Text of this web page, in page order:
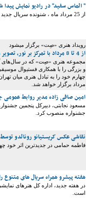
" الماس سفید" در رادیو نمایش پیدا
از 25 مرداد ماه ، شنونده سریال جدید رادیویی "الماس سفید" به کارگردانی : مهرداد مهماندوست از رادیو نمایش باشید .
رویداد هنری «صِت» برگزار میشود
از 4 تا 8 مرداد با تمرکز بر نور، تصویر و موسیقی الکترونیک
مجموعه هنری «صِت» که در سال‌های
مرداد برگزار خواهد شد.
امین صافی زاده مدیر روابط
مسعود نجابتی، دبیرکل پنجمین
جشنواره منصوب کرد.
نقاشی عکس کریستیانو رونالدو
فاطمه حمامی در جدیدترین اثر خود
هفته پیشرو همراه سریال های متنوع
در هفته جدید، اداره کل هنرهای
است.